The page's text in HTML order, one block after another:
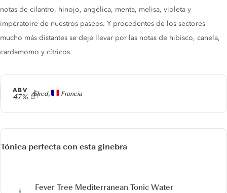
Producer
Ælred, Francia
ABV
47%
notas de cilantro, hinojo, angélica, menta, melisa, violeta y
impératoire de nuestros paseos. Y procedentes de los sectores
mucho más distantes se deje llevar por las notas de hibisco, canela,
cardamomo y cítricos.
Tónica perfecta con esta ginebra
Fever Tree Mediterranean Tonic Water